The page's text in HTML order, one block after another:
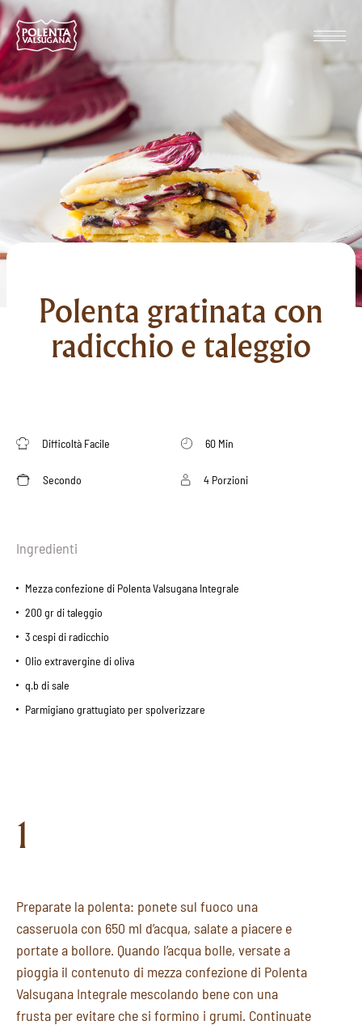
Polenta gratinata con
radicchio e taleggio
Difficoltà Facile 60 Min
Secondo 4 Porzioni
Ingredienti
Mezza confezione di Polenta Valsugana Integrale
200 gr di taleggio
3 cespi di radicchio
Olio extravergine di oliva
q.b di sale
Parmigiano grattugiato per spolverizzare
1
Preparate la polenta: ponete sul fuoco una
casseruola con 650 ml d’acqua, salate a piacere e
portate a bollore. Quando l’acqua bolle, versate a
pioggia il contenuto di mezza confezione di Polenta
Valsugana Integrale mescolando bene con una
frusta per evitare che si formino i grumi. Continuate